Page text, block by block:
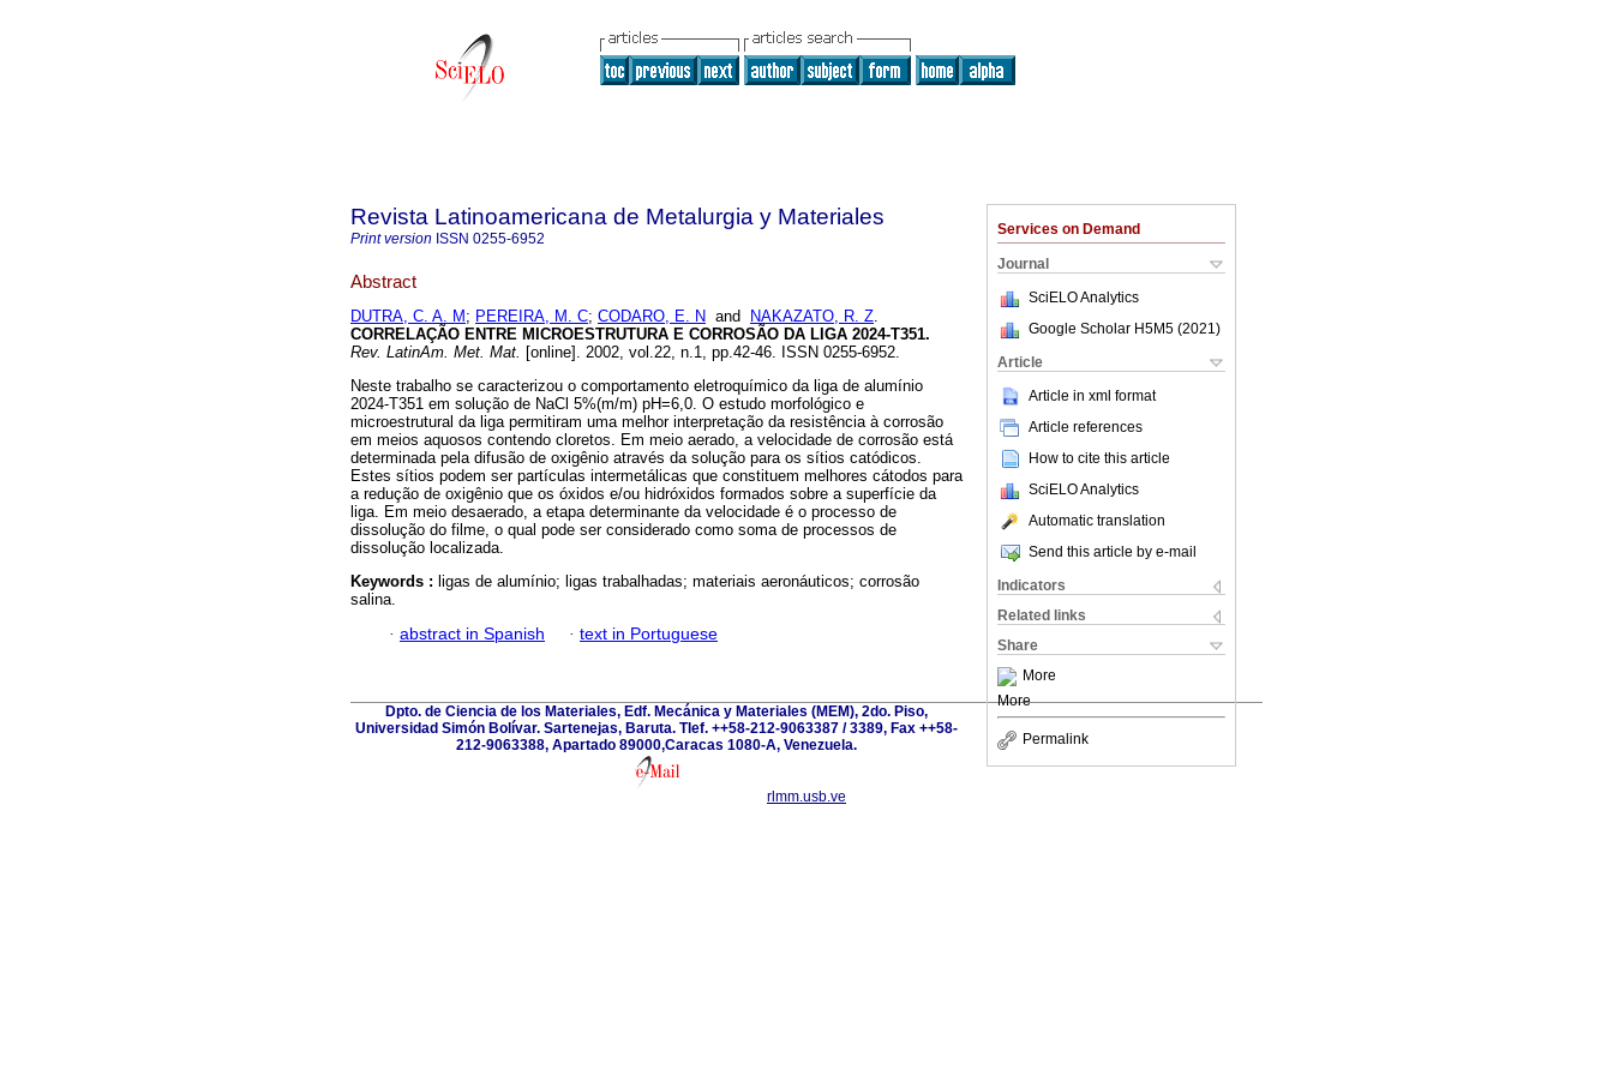
Services on Demand
Journal
SciELO Analytics
Google Scholar H5M5 (2021 )
Article
Article in xml format
Article references
How to cite this article
SciELO Analytics
Automatic translation
Send this article by e-mail
Indicators
Related links
Share
More
More
Permalink
Revista Latinoamericana de Metalurgia y Materiales
Print version ISSN 0255-6952
Abstract
DUTRA, C. A. M ; PEREIRA, M. C; CODARO, E. N and NAKAZATO, R. Z.
CORRELAÇÃO ENTRE MICROESTRUTURA E CORROSÃO DA LIGA 2024-T351.
Rev. LatinAm. Met. Mat. [online]. 2002, vol.22, n.1, pp.42-46. ISSN 0255-6952.
Neste trabalho se caracterizou o comportamento eletroquímico da liga de alumínio
2024-T351 em solução de NaCl 5%(m/m) pH=6,0. O estudo morfológico e
microestrutural da liga permitiram uma melhor interpretação da resistência à corrosão
em meios aquosos contendo cloretos. Em meio aerado, a velocidade de corrosão está
determinada pela difusão de oxigênio através da solução para os sítios catódicos.
Estes sítios podem ser partículas intermetálicas que constituem melhores cátodos para
a redução de oxigênio que os óxidos e/ou hidróxidos formados sobre a superfície da
liga. Em meio desaerado, a etapa determinante da velocidade é o processo de
dissolução do filme, o qual pode ser considerado como soma de processos de
dissolução localizada.
Keywords : ligas de alumínio; ligas trabalhadas; materiais aeronáuticos; corrosão
salina.
· abstract in Spanish · text in Portuguese
Dpto. de Ciencia de los Materiales, Edf. Mecánica y Materiales (MEM), 2do. Piso,
Universidad Simón Bolívar. Sartenejas, Baruta. Tlef. ++58-212-9063387 / 3389, Fax ++58-
212-9063388, Apartado 89000,Caracas 1080-A, Venezuela.
rlmm.usb.ve